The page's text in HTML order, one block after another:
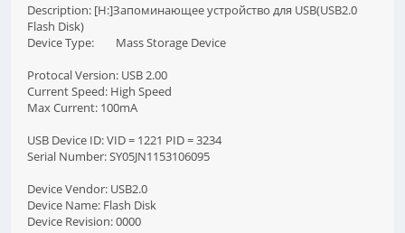
Description: [H:]Запоминающее устройство для USB(USB2.0
Flash Disk)
Device Type: Mass Storage Device
Protocal Version: USB 2.00
Current Speed: High Speed
Max Current: 100mA
USB Device ID: VID = 1221 PID = 3234
Serial Number: SY05JN1153106095
Device Vendor: USB2.0
Device Name: Flash Disk
Device Revision: 0000